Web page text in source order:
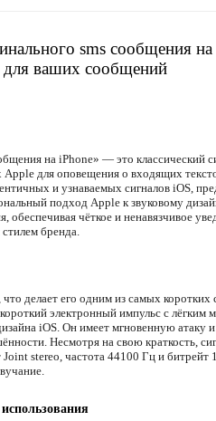
sms сообщения
для ваших сообщений
на iPhone» — это классический
Apple для оповещения о входящих
и узнаваемых сигналов iOS,
подход Apple к звуковому
обеспечивая чёткое и ненавязчивое
стилем бренда.
делает его одним из самых коротких
электронный импульс с лёгким
iOS. Он имеет мгновенную атаку
Несмотря на свою краткость,
stereo, частота 44100 Гц и битрейт